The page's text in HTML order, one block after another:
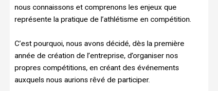
nous connaissons et comprenons les enjeux que
représente la pratique de l’athlétisme en compétition.
C’est pourquoi, nous avons décidé, dès la première
année de création de l’entreprise, d’organiser nos
propres compétitions, en créant des événements
auxquels nous aurions rêvé de participer.